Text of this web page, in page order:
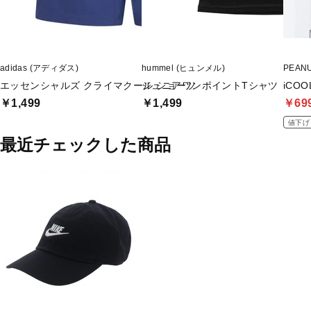
adidas (アディダス)
エッセンシャルズ クライマクール ショーツ
￥1,499
hummel (ヒュンメル)
ジュニアワンポイントTシャツ
￥1,499 ￥
値下げ
最近チェックした商品